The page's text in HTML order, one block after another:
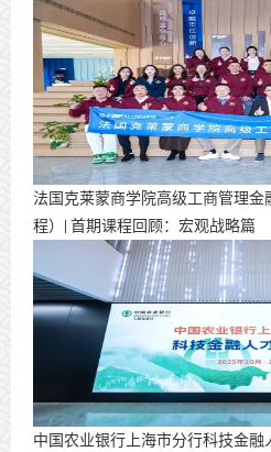
法国克莱蒙商学院高级工商管理
程）| 首期课程回顾：宏观战略篇
中国农业银行上海市分行科技金融